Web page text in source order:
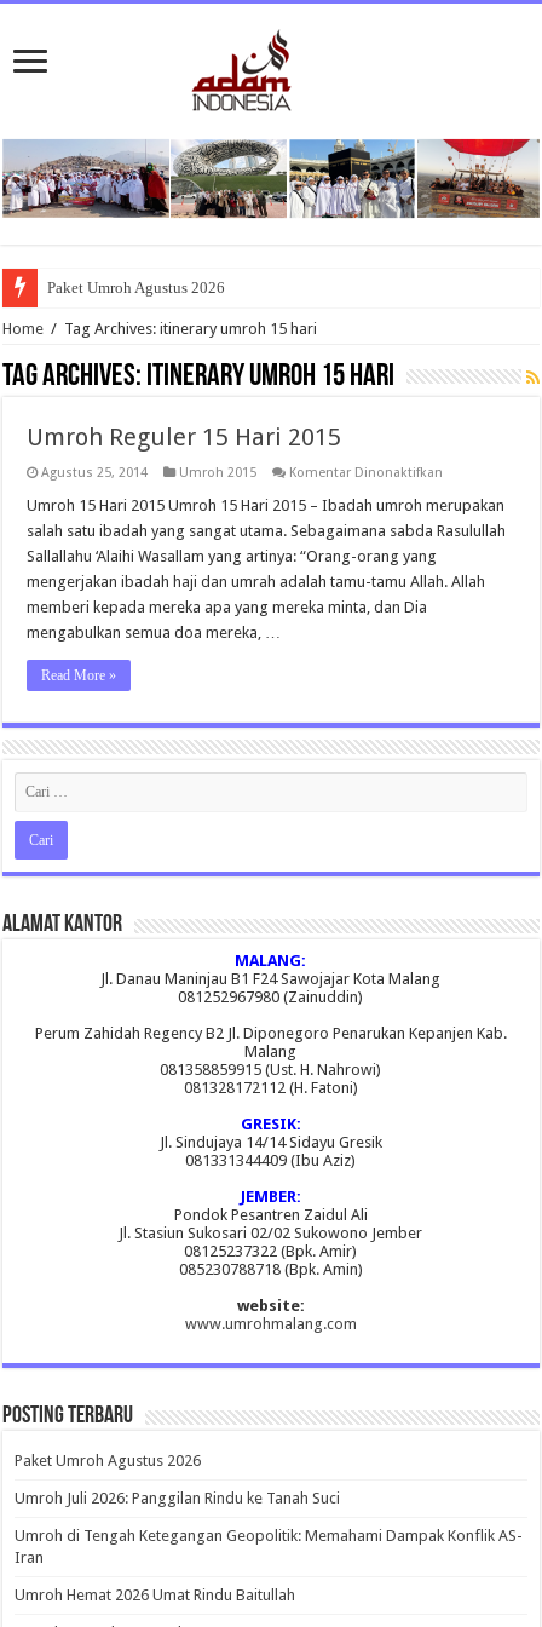
Paket Umroh Agustus 2026
Home / Tag Archives: itinerary umroh 15 hari
Tag Archives: itinerary umroh 15 hari
Umroh Reguler 15 Hari 2015
Agustus 25, 2014 Umroh 2015 Komentar Dinonaktifkan
Reguler
Hari
Umroh 15 Hari 2015 Umroh 15 Hari 2015 – Ibadah umroh merupakan
salah satu ibadah yang sangat utama. Sebagaimana sabda Rasulullah
Sallallahu ‘Alaihi Wasallam yang artinya: “Orang-orang yang
mengerjakan ibadah haji dan umrah adalah tamu-tamu Allah. Allah
memberi kepada mereka apa yang mereka minta, dan Dia
mengabulkan semua doa mereka, …
Read More »
Alamat Kantor
MALANG:
Jl. Danau Maninjau B1 F24 Sawojajar Kota Malang
081252967980 (Zainuddin)
Perum Zahidah Regency B2 Jl. Diponegoro Penarukan Kepanjen Kab.
Malang
081358859915 (Ust. H. Nahrowi)
081328172112 (H. Fatoni)
GRESIK:
Jl. Sindujaya 14/14 Sidayu Gresik
081331344409 (Ibu Aziz)
JEMBER:
Pondok Pesantren Zaidul Ali
Jl. Stasiun Sukosari 02/02 Sukowono Jember
08125237322 (Bpk. Amir)
085230788718 (Bpk. Amin)
website:
www.umrohmalang.com
Posting Terbaru
Paket Umroh Agustus 2026
Umroh Juli 2026: Panggilan Rindu ke Tanah Suci
Umroh di Tengah Ketegangan Geopolitik: Memahami Dampak Konflik AS-
Iran
Umroh Hemat 2026 Umat Rindu Baitullah